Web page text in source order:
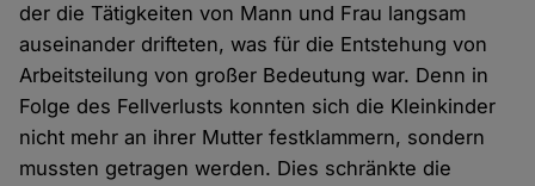
der die Tätigkeiten von Mann und Frau langsam
auseinander drifteten, was für die Entstehung von
Arbeitsteilung von großer Bedeutung war. Denn in
Folge des Fellverlusts konnten sich die Kleinkinder
nicht mehr an ihrer Mutter festklammern, sondern
mussten getragen werden. Dies schränkte die